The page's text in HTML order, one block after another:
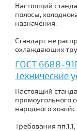
Настоящий
полосы,
назначения.
Стандарт не
охлаждающих
ГОСТ 6688-
Технические
Настоящий
прямоугольного
народного
Требования